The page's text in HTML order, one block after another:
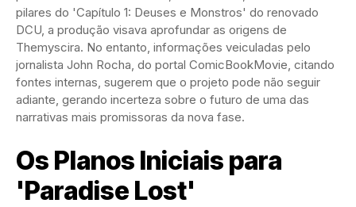
pilares do 'Capítulo 1: Deuses e Monstros' do renovado
DCU, a produção visava aprofundar as origens de
Themyscira. No entanto, informações veiculadas pelo
jornalista John Rocha, do portal ComicBookMovie, citando
fontes internas, sugerem que o projeto pode não seguir
adiante, gerando incerteza sobre o futuro de uma das
narrativas mais promissoras da nova fase.
Os Planos Iniciais para
'Paradise Lost'